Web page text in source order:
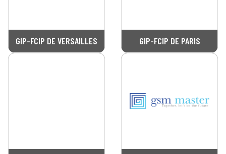
GIP-FCIP DE VERSAILLES GIP-FCIP DE PARIS